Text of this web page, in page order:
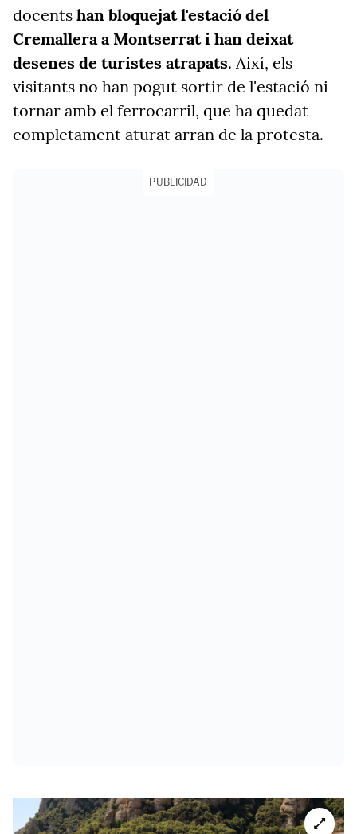
docents han bloquejat l'estació del
Cremallera a Montserrat i han deixat
desenes de turistes atrapats. Així, els
visitants no han pogut sortir de l'estació ni
tornar amb el ferrocarril, que ha quedat
completament aturat arran de la protesta.
PUBLICIDAD